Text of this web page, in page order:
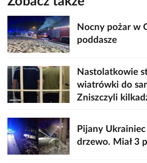
Nocny pożar w
poddasze
Nastolatkowie
wiatrówki do
Zniszczyli
Pijany
drzewo. Miał 3